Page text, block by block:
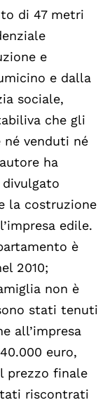
di 47 metri
e
e dalla
sociale,
che gli
né venduti né
ha
la costruzione
edile.
è
2010;
non è
stati tenuti
all’impresa
euro,
prezzo finale
riscontrati